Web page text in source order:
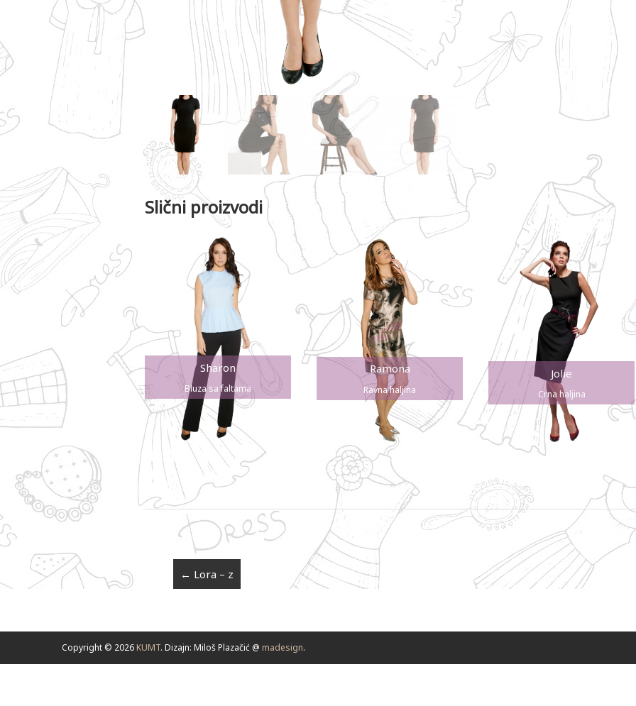
Slični proizvodi
Sharon
Bluza sa faltama
Ramona
Ravna haljina
Jolie
Crna haljina
← Lora – z
Copyright © 2026 KUMT. Dizajn: Miloš Plazačić @ madesign.